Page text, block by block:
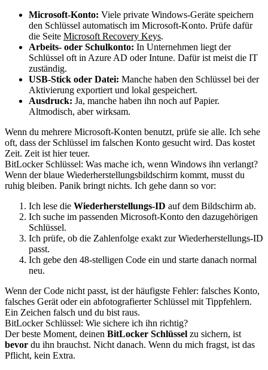
Microsoft-Konto: Viele private Windows-Geräte speichern
den Schlüssel automatisch im Microsoft-Konto. Prüfe dafür
die Seite Microsoft Recovery Keys.
Arbeits- oder Schulkonto: In Unternehmen liegt der
Schlüssel oft in Azure AD oder Intune. Dafür ist meist die IT
zuständig.
USB-Stick oder Datei: Manche haben den Schlüssel bei der
Aktivierung exportiert und lokal gespeichert.
Ausdruck: Ja, manche haben ihn noch auf Papier.
Altmodisch, aber wirksam.
Wenn du mehrere Microsoft-Konten benutzt, prüfe sie alle. Ich sehe
oft, dass der Schlüssel im falschen Konto gesucht wird. Das kostet
Zeit. Zeit ist hier teuer.
BitLocker Schlüssel: Was mache ich, wenn Windows ihn verlangt?
Wenn der blaue Wiederherstellungsbildschirm kommt, musst du
ruhig bleiben. Panik bringt nichts. Ich gehe dann so vor:
Ich lese die Wiederherstellungs-ID auf dem Bildschirm ab.
Ich suche im passenden Microsoft-Konto den dazugehörigen
Schlüssel.
Ich prüfe, ob die Zahlenfolge exakt zur Wiederherstellungs-ID
passt.
Ich gebe den 48-stelligen Code ein und starte danach normal
neu.
Wenn der Code nicht passt, ist der häufigste Fehler: falsches Konto,
falsches Gerät oder ein abfotografierter Schlüssel mit Tippfehlern.
Ein Zeichen falsch und du bist raus.
BitLocker Schlüssel: Wie sichere ich ihn richtig?
Der beste Moment, deinen BitLocker Schlüssel zu sichern, ist
bevor du ihn brauchst. Nicht danach. Wenn du mich fragst, ist das
Pflicht, kein Extra.